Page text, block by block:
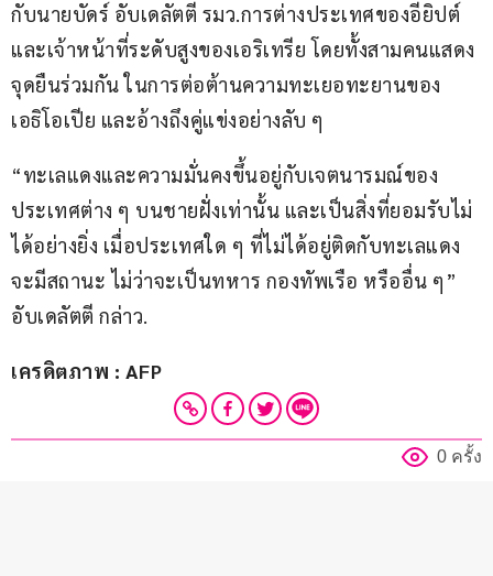
กับนายบัดร์ อับเดลัตตี รมว.การต่างประเทศของอียิปต์
และเจ้าหน้าที่ระดับสูงของเอริเทรีย โดยทั้งสามคนแสดง
จุดยืนร่วมกัน ในการต่อต้านความทะเยอทะยานของ
เอธิโอเปีย และอ้างถึงคู่แข่งอย่างลับ ๆ
“ทะเลแดงและความมั่นคงขึ้นอยู่กับเจตนารมณ์ของ
ประเทศต่าง ๆ บนชายฝั่งเท่านั้น และเป็นสิ่งที่ยอมรับไม่
ได้อย่างยิ่ง เมื่อประเทศใด ๆ ที่ไม่ได้อยู่ติดกับทะเลแดง
จะมีสถานะ ไม่ว่าจะเป็นทหาร กองทัพเรือ หรืออื่น ๆ”
อับเดลัตตี กล่าว.
เครดิตภาพ : AFP
0 ครั้ง